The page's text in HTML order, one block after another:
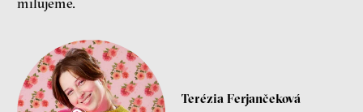
Terézia Ferjančeková